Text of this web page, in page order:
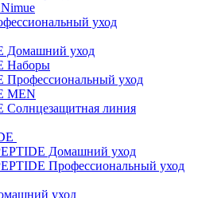
уход
Домашний уход
Наборы
Профессиональный уход
MEN
Солнцезащитная линия
Домашний уход
Профессиональный уход
уход